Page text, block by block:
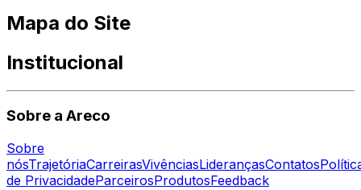
Mapa do Site
Institucional
Sobre a Areco
Sobre
nósTrajetóriaCarreirasVivênciasLiderançasContatos
de PrivacidadeParceirosProdutosFeedback